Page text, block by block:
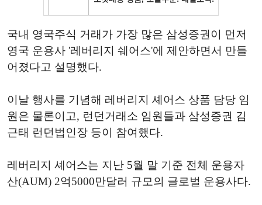
국내 영국주식 거래가 가장 많은 삼성증권이 먼저
영국 운용사 '레버리지 쉐어스'에 제안하면서 만들
어졌다고 설명했다.
이날 행사를 기념해 레버리지 셰어스 상품 담당 임
원은 물론이고, 런던거래소 임원들과 삼성증권 김
근태 런던법인장 등이 참여했다.
레버리지 셰어스는 지난 5월 말 기준 전체 운용자
산(AUM) 2억5000만달러 규모의 글로벌 운용사다.